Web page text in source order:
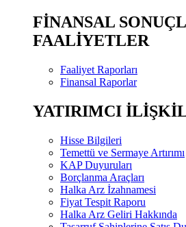
FİNANSAL
FAALİYETLER
Faaliyet Raporları
Finansal Raporlar
YATIRIMCI
Hisse Bilgileri
Temettü ve Sermaye Artırımı
KAP Duyuruları
Borçlanma Araçları
Halka Arz İzahnamesi
Fiyat Tespit Raporu
Halka Arz Geliri Hakkında